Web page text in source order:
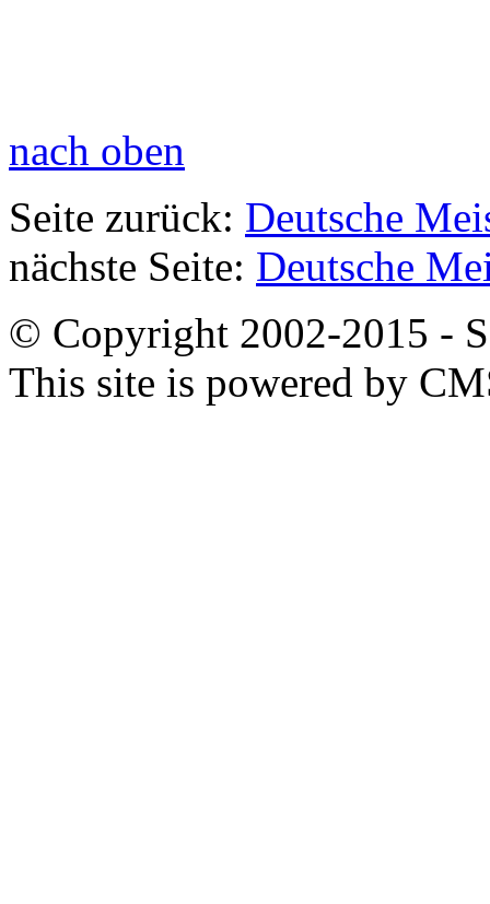
nach oben
Seite zurück: Deutsche
nächste Seite: Deutsche
© Copyright 2002-2015 -
This site is powered by